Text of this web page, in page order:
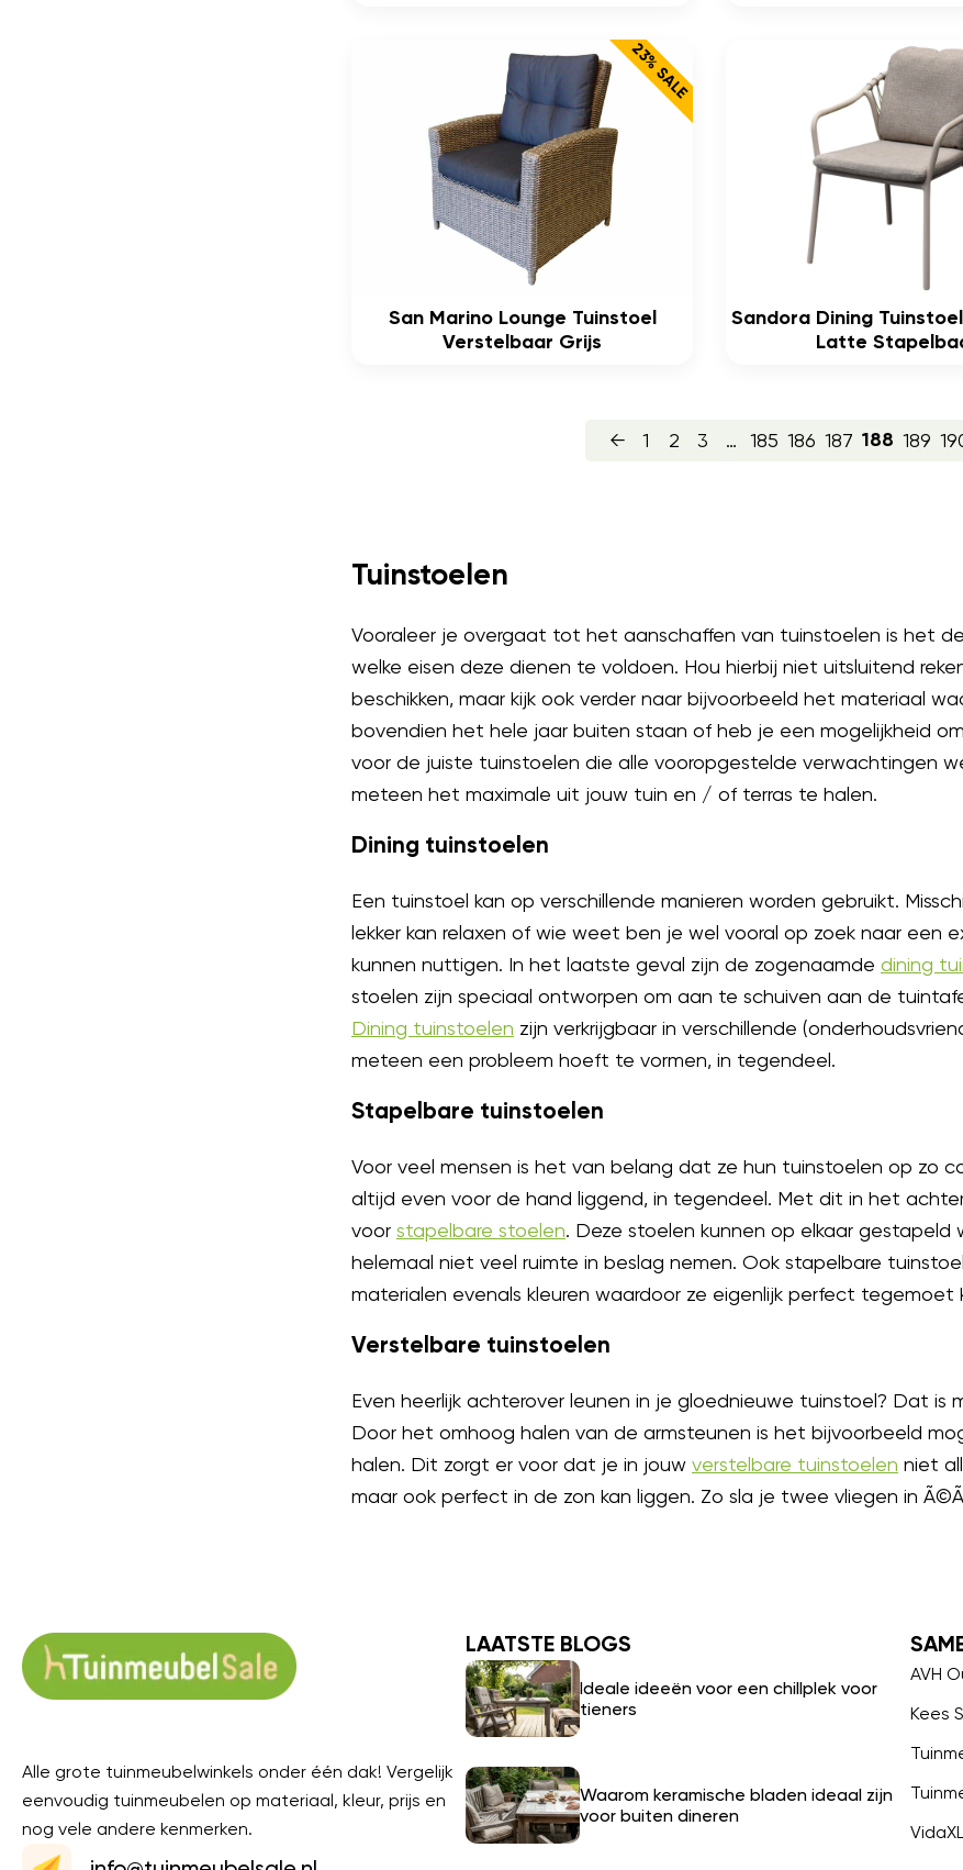
23% SALE
San Marino Lounge Tuinstoel
Verstelbaar Grijs
Sandora Dining
Latte
← 1 2 3 … 185 186 187 188 189
Tuinstoelen
Vooraleer je overgaat tot het aanschaffen van tuinstoelen is het
welke eisen deze dienen te voldoen. Hou hierbij niet uitsluitend
beschikken, maar kijk ook verder naar bijvoorbeeld het materiaal
bovendien het hele jaar buiten staan of heb je een mogelijkheid
voor de juiste tuinstoelen die alle vooropgestelde verwachtingen
meteen het maximale uit jouw tuin en / of terras te halen.
Dining tuinstoelen
Een tuinstoel kan op verschillende manieren worden gebruikt.
lekker kan relaxen of wie weet ben je wel vooral op zoek naar een
kunnen nuttigen. In het laatste geval zijn de zogenaamde dining
stoelen zijn speciaal ontworpen om aan te schuiven aan de
Dining tuinstoelen zijn verkrijgbaar in verschillende
meteen een probleem hoeft te vormen, in tegendeel.
Stapelbare tuinstoelen
Voor veel mensen is het van belang dat ze hun tuinstoelen op zo
altijd even voor de hand liggend, in tegendeel. Met dit in het
voor stapelbare stoelen. Deze stoelen kunnen op elkaar
helemaal niet veel ruimte in beslag nemen. Ook stapelbare
materialen evenals kleuren waardoor ze eigenlijk perfect tegemoet
Verstelbare tuinstoelen
Even heerlijk achterover leunen in je gloednieuwe tuinstoel? Dat is
Door het omhoog halen van de armsteunen is het bijvoorbeeld
halen. Dit zorgt er voor dat je in jouw verstelbare tuinstoelen niet
maar ook perfect in de zon kan liggen. Zo sla je twee vliegen in
Alle grote tuinmeubelwinkels onder één dak! Vergelijk
eenvoudig tuinmeubelen op materiaal, kleur, prijs en
nog vele andere kenmerken.
LAATSTE BLOGS
Ideale ideeën voor een chillplek voor
tieners
Waarom keramische bladen ideaal zijn
voor buiten dineren
AVH
Kees
VidaXL